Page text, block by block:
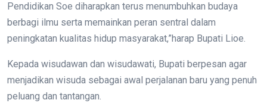
Pendidikan Soe diharapkan terus menumbuhkan budaya
berbagi ilmu serta memainkan peran sentral dalam
peningkatan kualitas hidup masyarakat,”harap Bupati Lioe.
Kepada wisudawan dan wisudawati, Bupati berpesan agar
menjadikan wisuda sebagai awal perjalanan baru yang penuh
peluang dan tantangan.